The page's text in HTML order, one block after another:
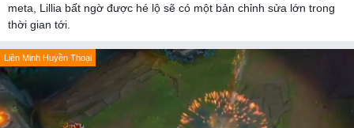
meta, Lillia bất ngờ được hé lộ sẽ có một bản chỉnh sửa lớn trong
thời gian tới.
Liên Minh Huyền Thoại